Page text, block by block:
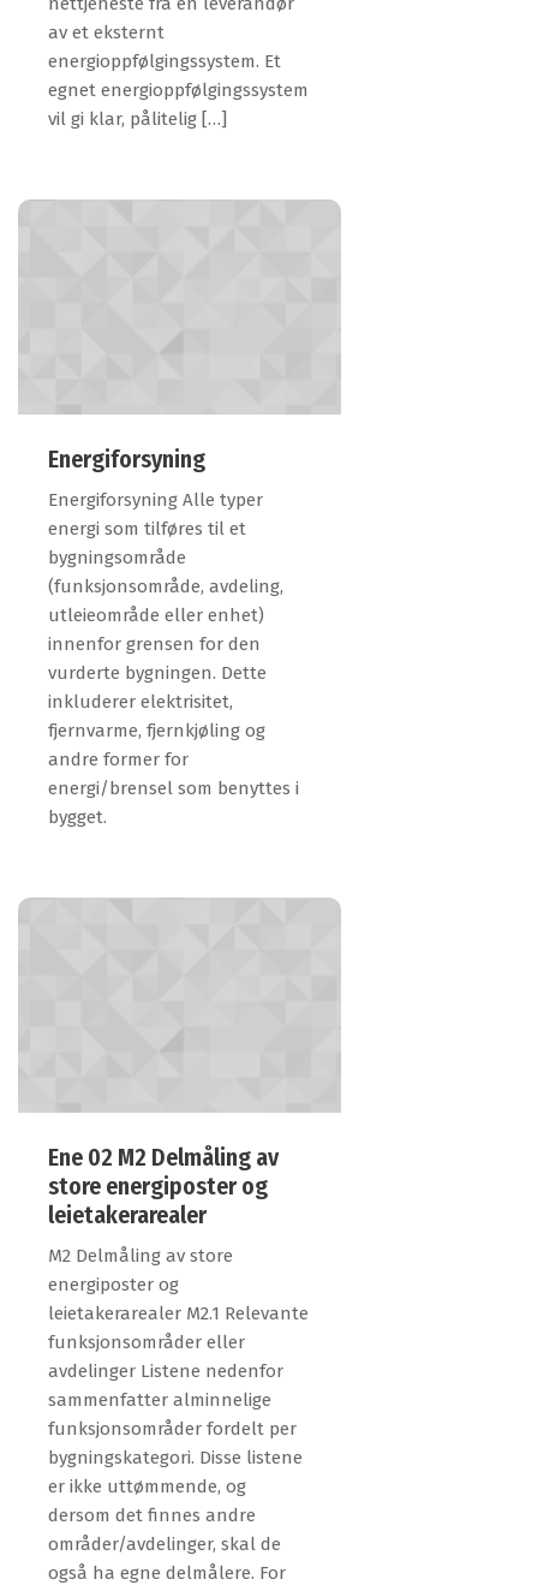
av et eksternt
energioppfølgingssystem. Et
egnet energioppfølgingssystem
vil gi klar, pålitelig […]
Energiforsyning
Energiforsyning Alle typer
energi som tilføres til et
bygningsområde
(funksjonsområde, avdeling,
utleieområde eller enhet)
innenfor grensen for den
vurderte bygningen. Dette
inkluderer elektrisitet,
fjernvarme, fjernkjøling og
andre former for
energi/brensel som benyttes i
bygget.
Ene 02 M2 Delmåling av
store energiposter og
leietakerarealer
M2 Delmåling av store
energiposter og
leietakerarealer M2.1 Relevante
funksjonsområder eller
avdelinger Listene nedenfor
sammenfatter alminnelige
funksjonsområder fordelt per
bygningskategori. Disse listene
er ikke uttømmende, og
dersom det finnes andre
områder/avdelinger, skal de
også ha egne delmålere. For